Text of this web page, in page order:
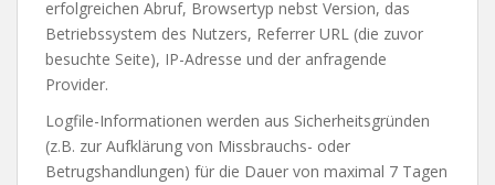
erfolgreichen Abruf, Browsertyp nebst Version, das
Betriebssystem des Nutzers, Referrer URL (die zuvor
besuchte Seite), IP-Adresse und der anfragende
Provider.
Logfile-Informationen werden aus Sicherheitsgründen
(z.B. zur Aufklärung von Missbrauchs- oder
Betrugshandlungen) für die Dauer von maximal 7 Tagen